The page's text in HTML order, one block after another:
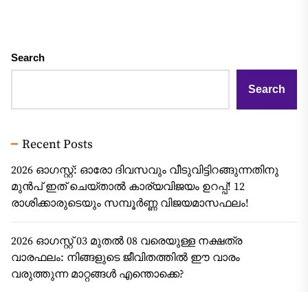
Search
Search
Recent Posts
2026 ഓഗസ്റ്റ്: ഓരോ ദിവസവും വീടുവിട്ടിറങ്ങുന്നതിനു
മുൻപ് ഇത് ചെയ്താൽ കാര്യവിജയം ഉറപ്പ്! 12
രാശിക്കാരുടെയും സമ്പൂർണ്ണ വിജയമാസഫലം!
2026 ഓഗസ്റ്റ് 03 മുതൽ 08 വരെയുള്ള നക്ഷത്ര
വാരഫലം: നിങ്ങളുടെ ജീവിതത്തിൽ ഈ വാരം
വരുത്തുന്ന മാറ്റങ്ങൾ എന്തൊക്കെ?